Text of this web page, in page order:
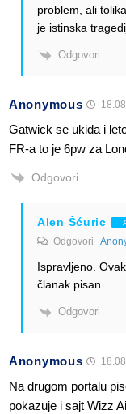
problem, ali
je istinska
Odgovori
Anonymous
Gatwick se ukida i
FR-a to je 6pw za
Odgovori
Alen Šćuric
Odgovori
Ispravljeno.
članak pisan.
Odgovori
Anonymous
Na drugom portalu
pokazuje i sajt Wizz